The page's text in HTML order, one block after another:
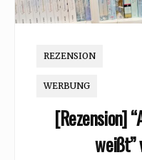
REZENSION
WERBUNG
[Rezension]
weißt”